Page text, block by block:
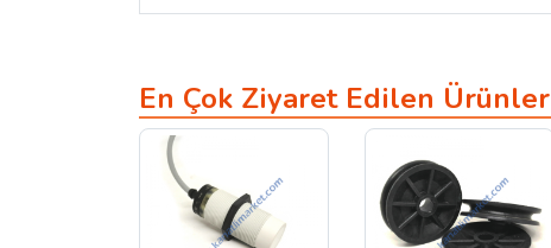
En Çok Ziyaret Edilen Ürünler